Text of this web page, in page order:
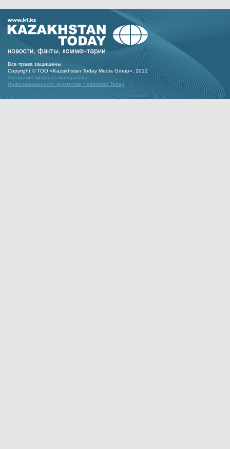
Все права защишены
Copyright © ТОО «Kazakhstan Today Media Group», 2012
Авторские права на материалы
Информационного Агентства Kazakstan Today